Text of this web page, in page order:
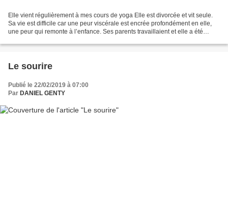
Elle vient régulièrement à mes cours de yoga Elle est divorcée et vit seule.
Sa vie est difficile car une peur viscérale est encrée profondément en elle,
une peur qui remonte à l’enfance. Ses parents travaillaient et elle a été
Le sourire
Publié le 22/02/2019 à 07:00
Par DANIEL GENTY